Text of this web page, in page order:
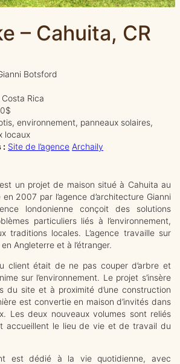
– Cahuita, CR
Botsford
Rica
environnement, panneaux solaires,
locaux
: Site de l’agence Archaily
un projet de maison situé à Cahuita au
2007 par l’agence d’architecture Gianni
londonienne conçoit des solutions
particuliers liés à l’environnement,
traditions locales. L’agence travaille sur
Angleterre et à l’étranger.
client était de ne pas couper d’arbre et
sur l’environnement. Le projet s’insère
du site et à proximité d’une construction
est convertie en maison d’invités dans
Les deux nouveaux volumes sont reliés
accueillent le lieu de vie et de travail du
est dédié à la vie quotidienne, avec